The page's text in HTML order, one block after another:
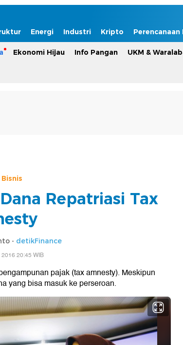
Energi Industri Kripto Perencanaan
Ekonomi Hijau Info Pangan UKM &
Repatriasi Tax
- detikFinance
20:45 WIB
pajak (tax amnesty). Meskipun
yang bisa masuk ke perseroan.